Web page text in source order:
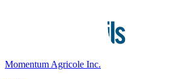
Momentum Agricole Inc.